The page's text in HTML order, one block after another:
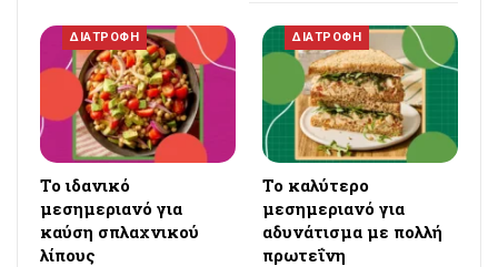
ΔΙΑΤΡΟΦΗ
Το ιδανικό
μεσημεριανό για
καύση σπλαχνικού
λίπους
ΔΙΑΤΡΟΦΗ
Το καλύτερο
μεσημεριανό για
αδυνάτισμα με πολλή
πρωτεΐνη